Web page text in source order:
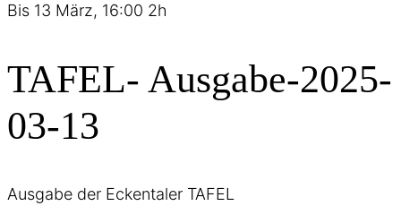
Bis 13 März, 16:00 2h
TAFEL- Ausgabe-2025-
03-13
Ausgabe der Eckentaler TAFEL